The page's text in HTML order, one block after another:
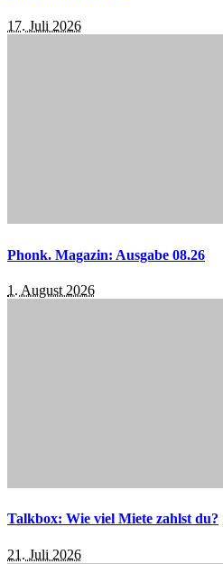
17. Juli 2026
Phonk. Magazin: Ausgabe 08.26
1. August 2026
Talkbox: Wie viel Miete zahlst du?
21. Juli 2026